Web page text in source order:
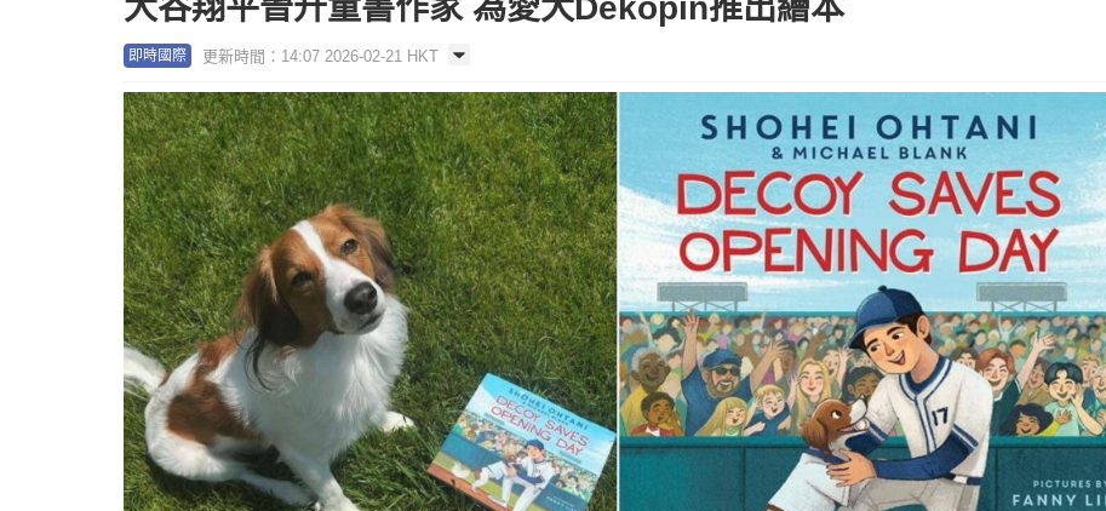
大谷翔平晉升童書作家 為愛犬Dekopin推出繪本
即時國際 更新時間：14:07 2026-02-21 HKT